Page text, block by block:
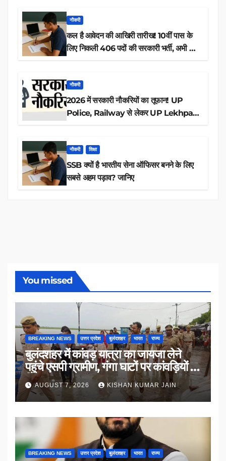
नौकरी
कल है आवेदन की आखिरी तारीख! 10वीं पास के
लिए निकली 406 पदों की सरकारी भर्ती, अभी करें
नौकरी
2026 में सरकारी नौकरियों का तूफान! UP
Police, Railway से लेकर UP Lekhpal
नौकरी शिक्षा
SSB क्यों है भारतीय सेना ऑफिसर बनने के लिए
सबसे अहम पड़ाव? जानिए
You missed
BREAKING NEWS उत्तर प्रदेश बुलंदशहर भारत राज्य
बुलंदशहर में कांवड़ यात्रा का जायजा लेने
पहुंचे एसपी ग्रामीण, गंगा घाटों पर कांवड़ियों से
किया संवाद
AUGUST 7, 2026 KISHAN KUMAR JAIN
BREAKING NEWS उत्तर प्रदेश बुलंदशहर भारत राज्य